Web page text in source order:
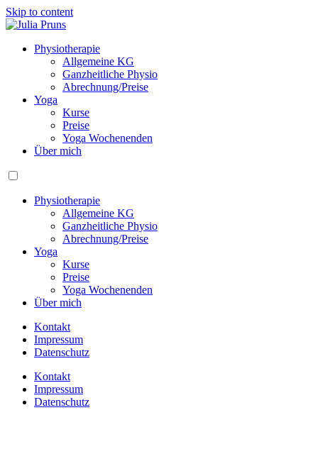
Skip to content
Physiotherapie
Allgemeine KG
Ganzheitliche Physio
Abrechnung/Preise
Yoga
Kurse
Preise
Yoga Wochenenden
Über mich
Physiotherapie
Allgemeine KG
Ganzheitliche Physio
Abrechnung/Preise
Yoga
Kurse
Preise
Yoga Wochenenden
Über mich
Kontakt
Impressum
Datenschutz
Kontakt
Impressum
Datenschutz